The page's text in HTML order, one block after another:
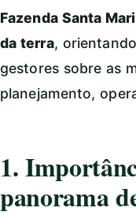
Fazenda Santa
da terra,
gestores sobre as
planejamento,
1.
panorama